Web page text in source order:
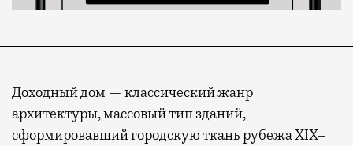
Доходный дом — классический жанр
архитектуры, массовый тип зданий,
сформировавший городскую ткань рубежа XIX–